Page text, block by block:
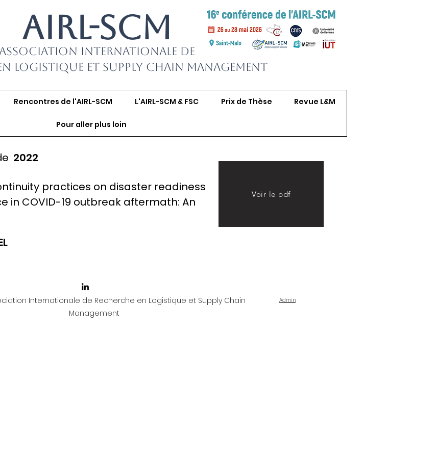
AIRL-SCM
Internationale de
Logistique et Supply Chain Management
Rencontres de l'AIRL-SCM L'AIRL-SCM & FSC Prix de Thèse Revue L&M
Pour aller plus loin
2022
practices on disaster readiness
in COVID-19 outbreak aftermath: An
Voir le pdf
Internationale de Recherche en Logistique et Supply Chain
Management
Admin